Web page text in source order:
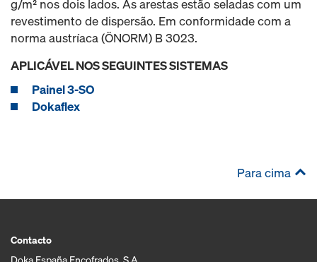
g/m² nos dois lados. As arestas estão seladas com um
revestimento de dispersão. Em conformidade com a
norma austríaca (ÖNORM) B 3023.
APLICÁVEL NOS SEGUINTES SISTEMAS
Painel 3-SO
Dokaflex
Para cima
Contacto